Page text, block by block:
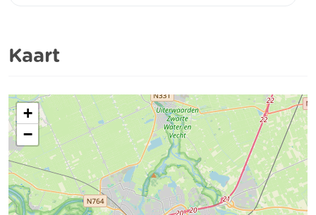
Kaart
+
−